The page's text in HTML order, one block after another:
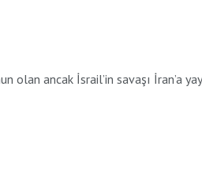
olan ancak İsrail’in savaşı İran’a